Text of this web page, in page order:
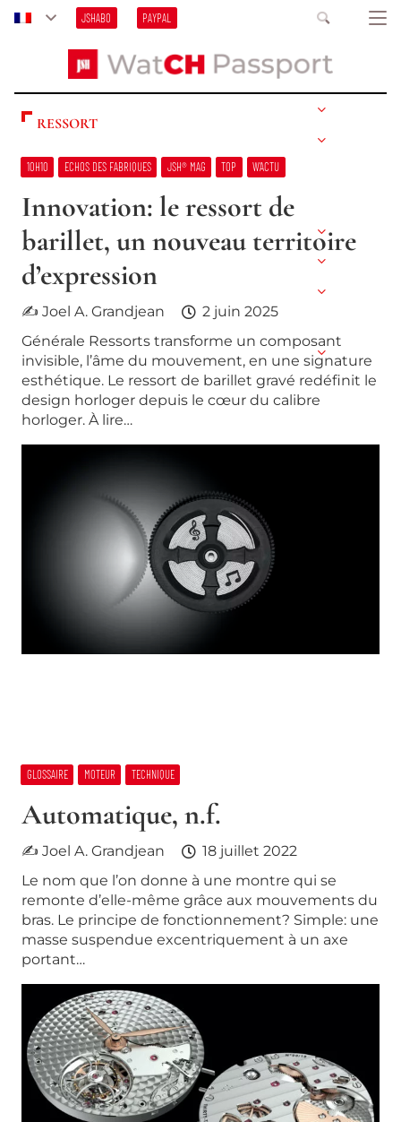
JSHABO PAYPAL
RESSORT
10H10 ECHOS DES FABRIQUES JSH® MAG TOP W’ACTU
Innovation: le ressort de
barillet, un nouveau territoire
d’expression
✍ Joel A. Grandjean
2 juin 2025
Générale Ressorts transforme un composant
invisible, l’âme du mouvement, en une signature
esthétique. Le ressort de barillet gravé redéfinit le
design horloger depuis le cœur du calibre
horloger. À lire…
GLOSSAIRE MOTEUR TECHNIQUE
Automatique, n.f.
✍ Joel A. Grandjean
18 juillet 2022
Le nom que l’on donne à une montre qui se
remonte d’elle-même grâce aux mouvements du
bras. Le principe de fonctionnement? Simple: une
masse suspendue excentriquement à un axe
portant…